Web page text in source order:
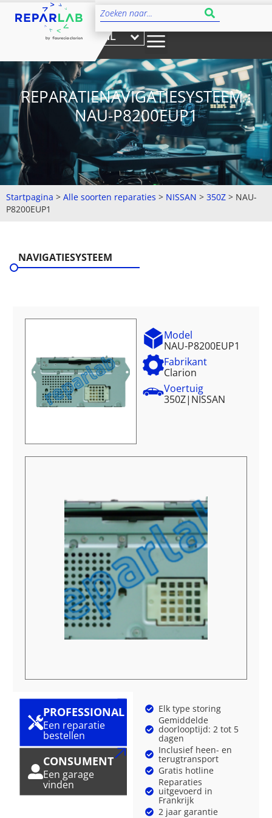
NL
REPARATIENAVIGATIESYSTEEM :
NAU-P8200EUP1
Startpagina > Alle soorten reparaties > NISSAN > 350Z > NAU-
P8200EUP1
NAVIGATIESYSTEEM
Model
NAU-P8200EUP1
Fabrikant
Clarion
Voertuig
350Z| NISSAN
PROFESSIONAL
Een reparatie
bestellen
CONSUMENT
Een garage
vinden
Elk type storing
Gemiddelde
doorlooptijd: 2 tot 5
dagen
Inclusief heen- en
terugtransport
Gratis hotline
Reparaties
uitgevoerd in
Frankrijk
2 jaar garantie